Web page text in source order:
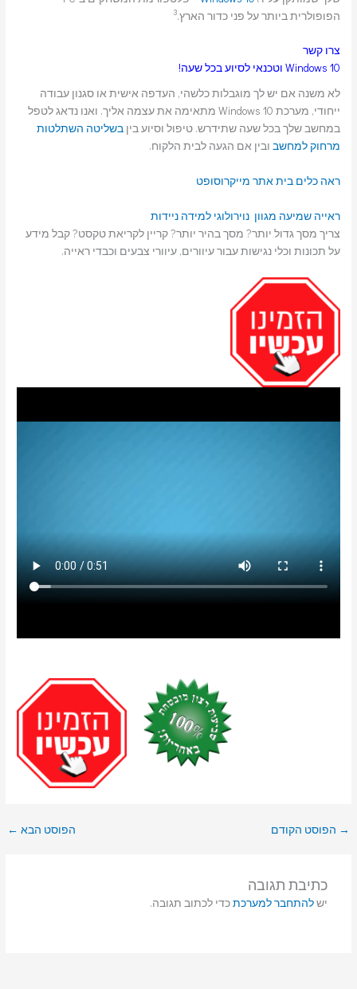
הפופולרית ביותר על פני כדור הארץ.3
צרו קשר
Windows 10 וטכנאי לסיוע בכל שעה!
לא משנה אם יש לך מוגבלות כלשהי, העדפה אישית או סגנון עבודה
ייחודי, מערכת Windows 10 מתאימה את עצמה אליך. ואנו נדאג לטפל
במחשב שלך בכל שעה שתידרש. טיפול וסיוע ביןבשליטה השתלטות
מרחוק למחשב ובין אם הגעה לבית הלקוח.
ראה כלים בית אתר מייקרוסופט
ראייה שמיעה מגוון נוירולוגי למידה ניידות
צריך מסך גדול יותר? מסך בהיר יותר? קריין לקריאת טקסט? קבל מידע
על תכונות וכלי נגישות עבור עיוורים, עיוורי צבעים וכבדי ראייה.
→ הפוסט הקודם הפוסט הבא ←
כתיבת תגובה
ישלהתחבר למערכתכדי לכתוב תגובה.